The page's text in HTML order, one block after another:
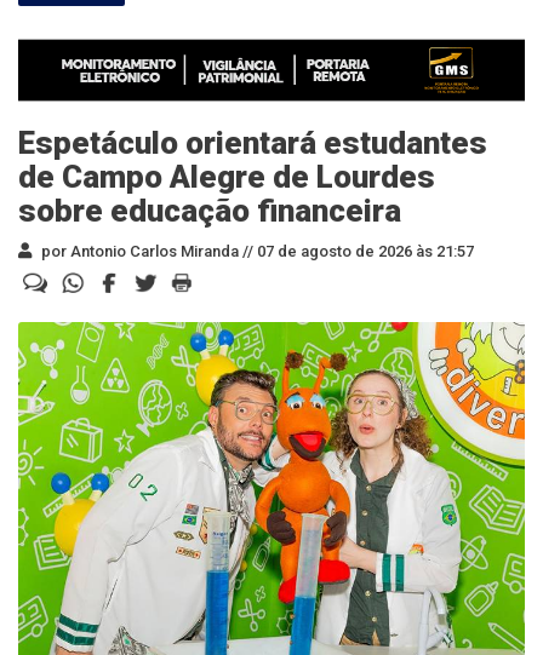
Espetáculo orientará estudantes
de Campo Alegre de Lourdes
sobre educação financeira
por Antonio Carlos Miranda // 07 de agosto de 2026 às 21:57